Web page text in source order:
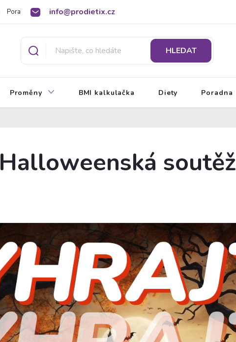
info@prodietix.cz
Poradna BMI kalkulačka O Prodietix dietě
HLEDAT
Proměny BMI kalkulačka Diety Poradna
Halloweenská soutěž